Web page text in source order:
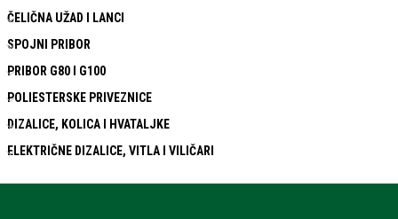
ČELIČNA UŽAD I LANCI
SPOJNI PRIBOR
PRIBOR G80 I G100
POLIESTERSKE PRIVEZNICE
DIZALICE, KOLICA I HVATALJKE
ELEKTRIČNE DIZALICE, VITLA I VILIČARI